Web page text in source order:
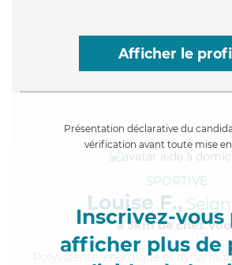
Afficher le profil
Présentation déclarative du
vérification avant toute mise
Inscrivez-vous
afficher plus de
SPORTIVE
Louise F.,
à 5km de chez
, énergique et